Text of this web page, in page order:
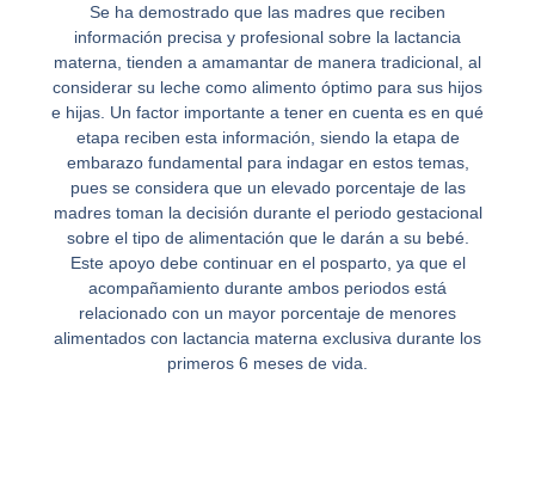
Se ha demostrado que las madres que reciben
información precisa y profesional sobre la lactancia
materna, tienden a amamantar de manera tradicional, al
considerar su leche como alimento óptimo para sus hijos
e hijas. Un factor importante a tener en cuenta es en qué
etapa reciben esta información, siendo la etapa de
embarazo fundamental para indagar en estos temas,
pues se considera que un elevado porcentaje de las
madres toman la decisión durante el periodo gestacional
sobre el tipo de alimentación que le darán a su bebé.
Este apoyo debe continuar en el posparto, ya que el
acompañamiento durante ambos periodos está
relacionado con un mayor porcentaje de menores
alimentados con lactancia materna exclusiva durante los
primeros 6 meses de vida.